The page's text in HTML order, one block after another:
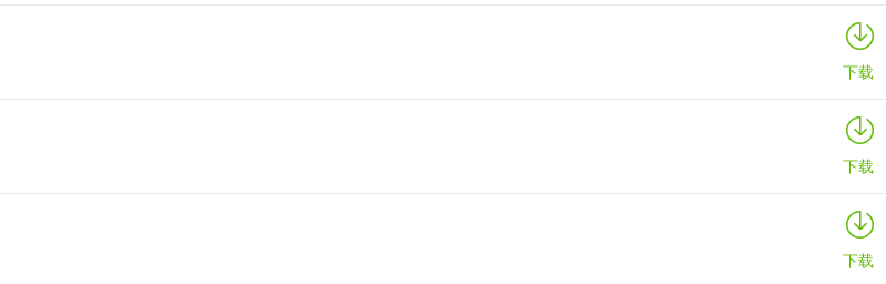
下载
下载
下载